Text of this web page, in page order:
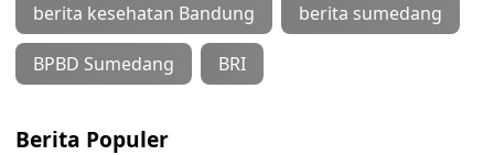
berita kesehatan Bandung berita sumedang
BPBD Sumedang BRI
Berita Populer